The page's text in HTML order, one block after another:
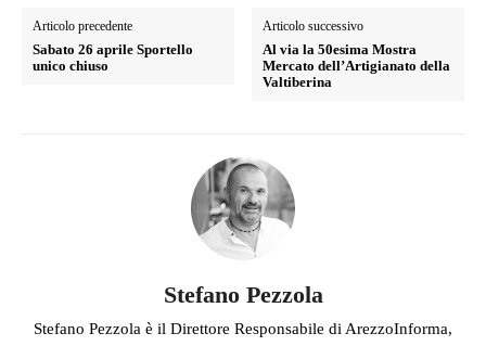
Articolo precedente
Sabato 26 aprile Sportello
unico chiuso
Articolo successivo
Al via la 50esima Mostra
Mercato dell’Artigianato della
Valtiberina
Stefano Pezzola
Stefano Pezzola è il Direttore Responsabile di ArezzoInforma,